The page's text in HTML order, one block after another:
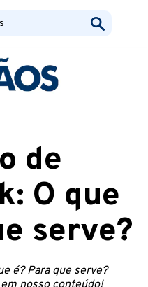
de
O que
serve?
é? Para que serve?